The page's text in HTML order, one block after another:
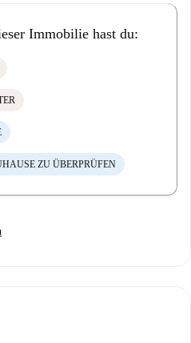
Immobilie hast du:
ZU ÜBERPRÜFEN